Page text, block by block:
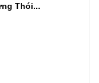
Thói...